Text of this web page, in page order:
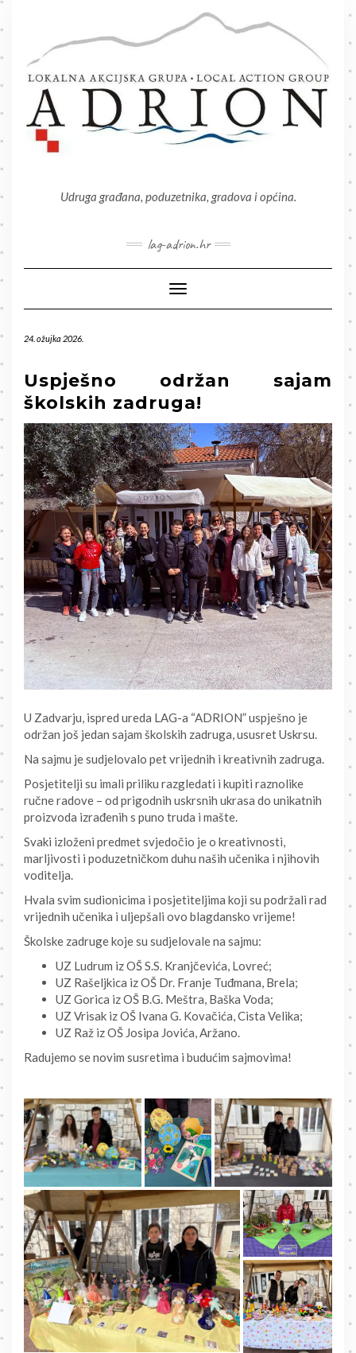
Skip
Udruga građana, poduzetnika, gradova i općina.
lag-adrion.hr
Toggle Navigation
24. ožujka 2026.
Uspješno održan sajam
školskih zadruga!
U Zadvarju, ispred ureda LAG-a “ADRION” uspješno je
održan još jedan sajam školskih zadruga, ususret Uskrsu.
Na sajmu je sudjelovalo pet vrijednih i kreativnih zadruga.
Posjetitelji su imali priliku razgledati i kupiti raznolike
ručne radove – od prigodnih uskrsnih ukrasa do unikatnih
proizvoda izrađenih s puno truda i mašte.
Svaki izloženi predmet svjedočio je o kreativnosti,
marljivosti i poduzetničkom duhu naših učenika i njihovih
voditelja.
Hvala svim sudionicima i posjetiteljima koji su podržali rad
vrijednih učenika i uljepšali ovo blagdansko vrijeme!
Školske zadruge koje su sudjelovale na sajmu:
UZ Ludrum iz OŠ S.S. Kranjčevića, Lovreć;
UZ Rašeljkica iz OŠ Dr. Franje Tuđmana, Brela;
UZ Gorica iz OŠ B.G. Meštra, Baška Voda;
UZ Vrisak iz OŠ Ivana G. Kovačića, Cista Velika;
UZ Raž iz OŠ Josipa Jovića, Aržano.
Radujemo se novim susretima i budućim sajmovima!